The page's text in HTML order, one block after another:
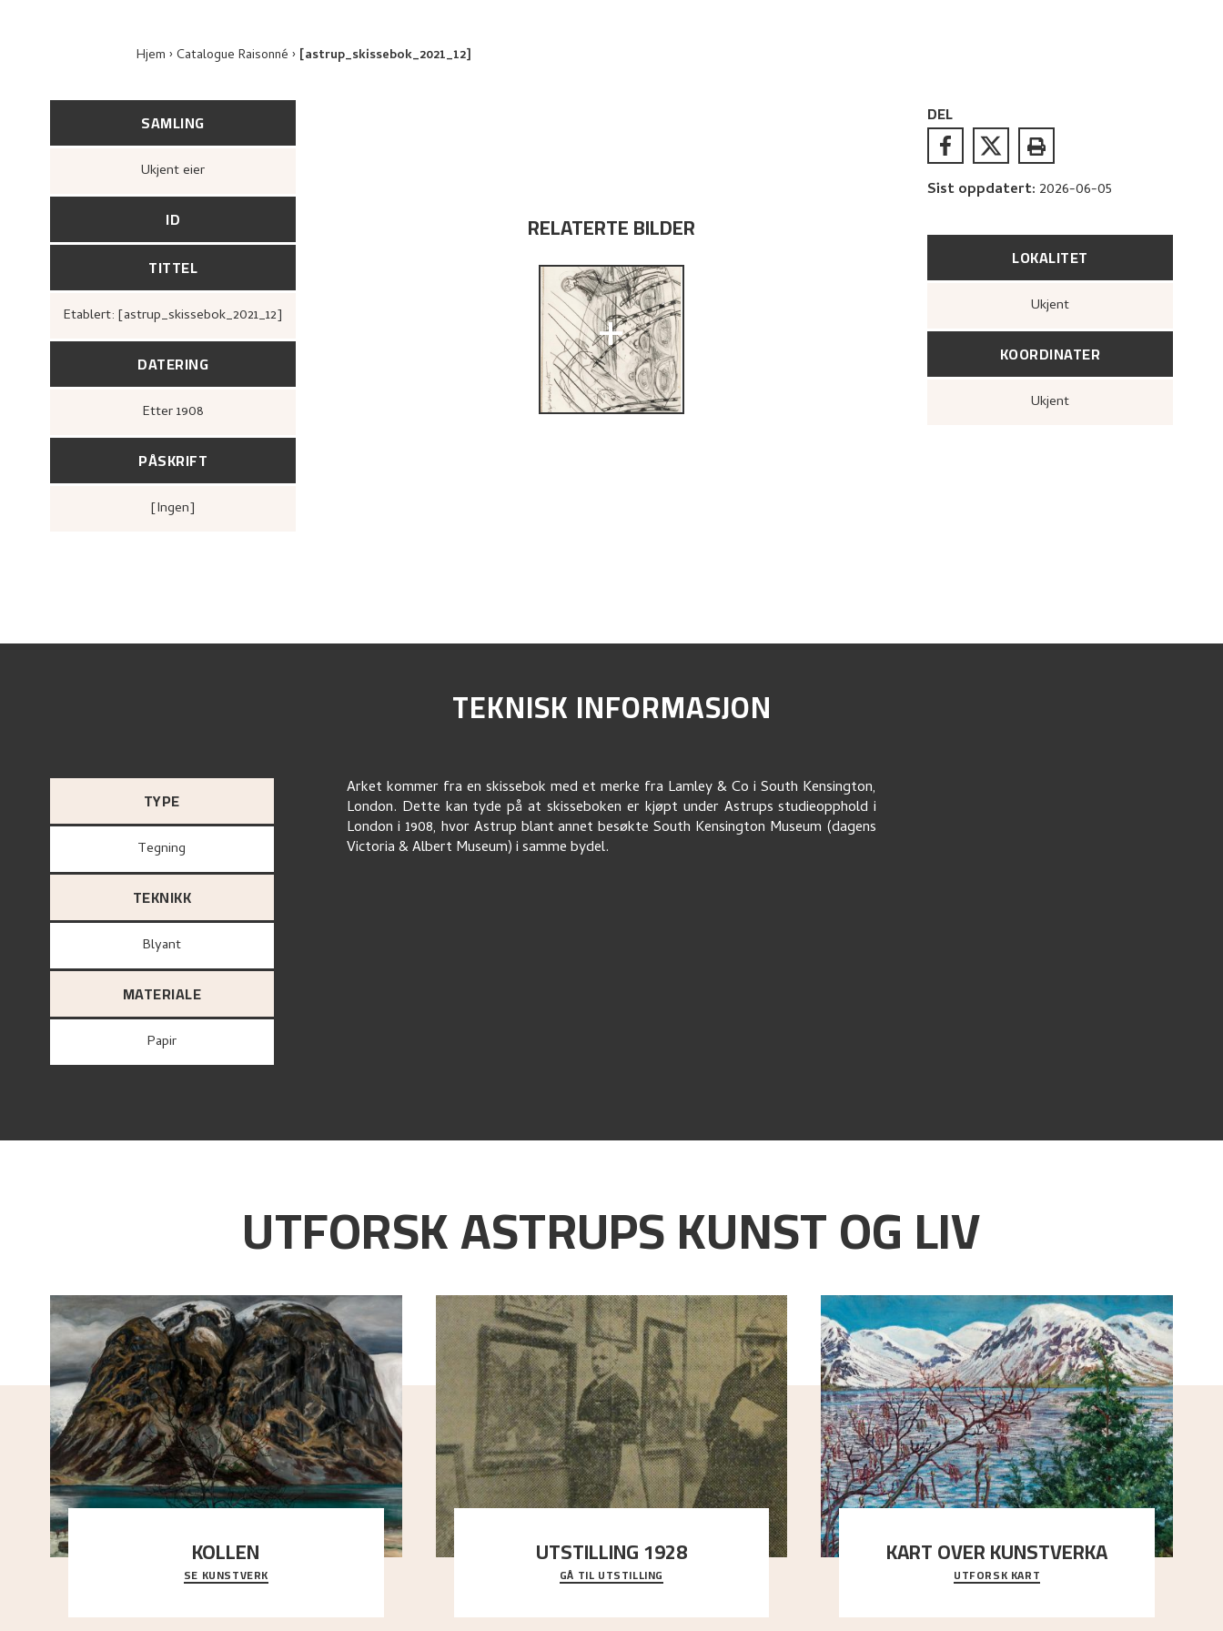
Hjem Catalogue Raisonné [astrup_skissebok_2021_12]
SAMLING
Ukjent eier
ID
TITTEL
Etablert: [astrup_skissebok_2021_12]
DATERING
Etter1908
PÅSKRIFT
[ingen]
RELATERTE BILDER
+
DEL
Sist oppdatert: 2026-06-05
LOKALITET
Ukjent
KOORDINATER
Ukjent
TEKNISK INFORMASJON
TYPE
Tegning
TEKNIKK
Blyant
MATERIALE
papir
Arket kommer fra en skissebok med et merke fra Lamley & Co i South Kensington,
London. Dette kan tyde på at skisseboken er kjøpt under Astrups studieopphold i
London i 1908, hvor Astrup blant annet besøkte South Kensington Museum (dagens
Victoria & Albert Museum) i samme bydel.
UTFORSK ASTRUPS KUNST OG LIV
KOLLEN
Et ruvende fjell dominerer bildeflaten, og står i
sterk kontrast til det spinkle rognetreet ute
SE KUNSTVERK
UTSTILLING 1928
Då Astrup døydde i 1928, tok vennene Moritz Kaland
og Simon Thorbjørnsen initiativ til å arrang
GÅ TIL UTSTILLING
KART OVER KUNSTVERKA
Utforsk stedene og utsiktene i Astrups malerier
UTFORSK KART